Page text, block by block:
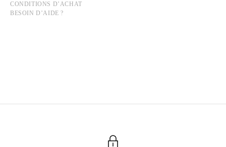
CONDITIONS D’ACHAT
BESOIN D’AIDE ?